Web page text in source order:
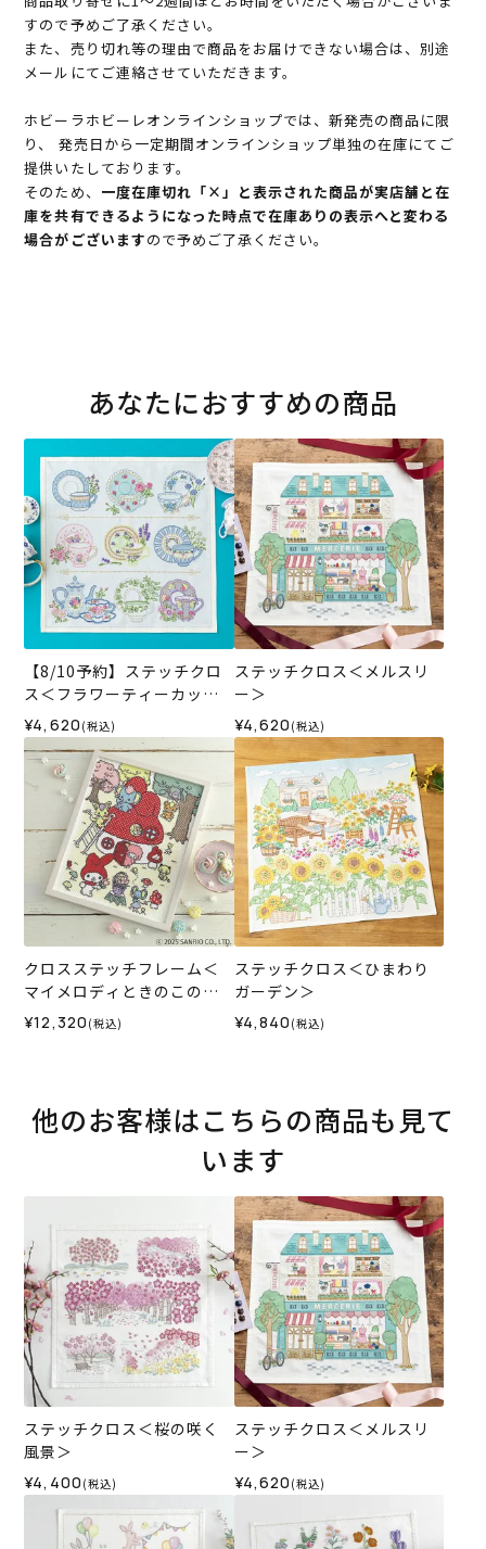
すので予めご了承ください。
また、売り切れ等の理由で商品をお届けできない場合は、別途
メールにてご連絡させていただきます。
ホビーラホビーレオンラインショップでは、新発売の商品に限
り、 発売日から一定期間オンラインショップ単独の在庫にてご
提供いたしております。
そのため、 一度在庫切れ「×」と表示された商品が実店舗と在
庫を共有できるようになった時点で在庫ありの表示へと変わる
場合がございますので予めご了承ください。
あなたにおすすめの商品
【8/10予約】ステッチクロ
ス＜フラワーティーカップ
＞
¥4,620 (税込)
ステッチクロス＜メルスリ
ー＞
¥4,620 (税込)
クロスステッチフレーム＜
マイメロディときのこの森
＞
¥12,320 (税込)
ステッチクロス＜ひまわり
ガーデン＞
¥4,840 (税込)
他のお客様はこちらの商品も見て
います
ステッチクロス＜桜の咲く
風景＞
¥4,400 (税込)
ステッチクロス＜メルスリ
ー＞
¥4,620 (税込)